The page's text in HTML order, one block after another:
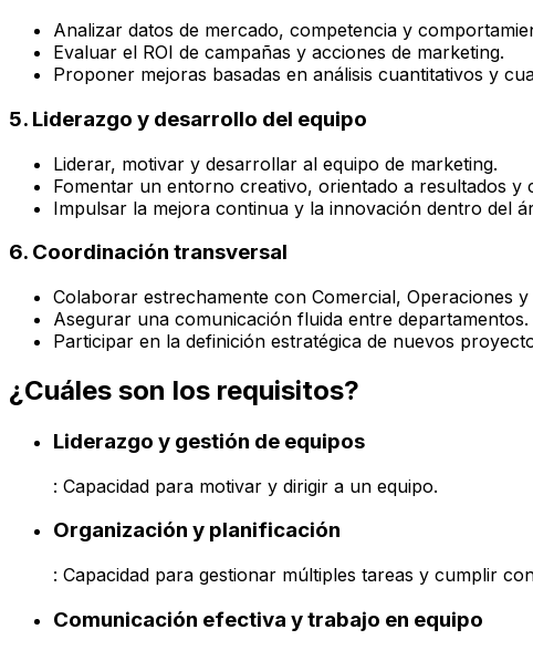
Analizar datos de mercado, competencia y
Evaluar el ROI de campañas y acciones de marketing.
Proponer mejoras basadas en análisis cuantitativos y
5. Liderazgo y desarrollo del equipo
Liderar, motivar y desarrollar al equipo de marketing.
Fomentar un entorno creativo, orientado a resultados y
Impulsar la mejora continua y la innovación dentro del
6. Coordinación transversal
Colaborar estrechamente con Comercial, Operaciones
Asegurar una comunicación fluida entre departamentos.
Participar en la definición estratégica de nuevos
¿Cuáles son los requisitos?
Liderazgo y gestión de equipos
: Capacidad para motivar y dirigir a un equipo.
Organización y planificación
: Capacidad para gestionar múltiples tareas y cumplir
Comunicación efectiva y trabajo en equipo